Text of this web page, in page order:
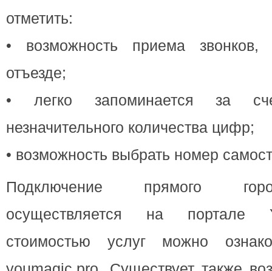
отметить:
• возможность приема
отъезде;
• легко запоминается за
незначительного количества цифр;
• возможность выбрать номер
Подключение прямого
осуществляется на портале
стоимостью услуг можно